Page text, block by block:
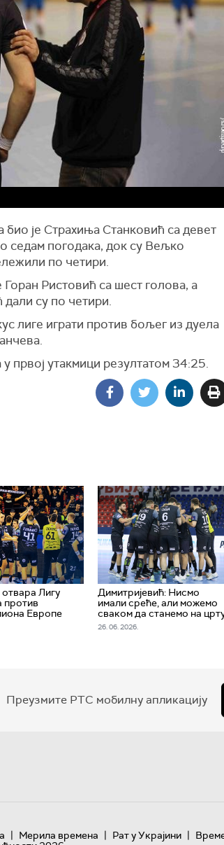
био је Страхиња Станковић са девет
седам погодака, док су Вељко
по четири.
Ристовић са шест голова, а
су по четири.
лиге играти против бољег из дуела
првој утакмици резултатом 34:25.
Лигу
против
Европе
Димитријевић: Нисмо
имали среће, али можемо
сваком да станемо на
26. 06. 2026.
Преузмите РТС мобилну апликацију
| Мерила времена | Рат у Украјини |